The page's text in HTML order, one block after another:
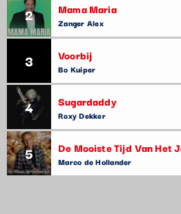
2 Mama Maria
Zanger Alex
3 Voorbij
Bo Kuiper
4 Sugardaddy
Roxy Dekker
5 De Mooiste Tijd Van Het
Marco de Hollander